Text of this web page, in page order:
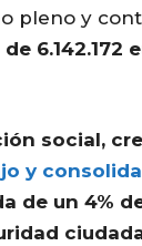
pleno y
6.142.172
social,
y
de un 4%